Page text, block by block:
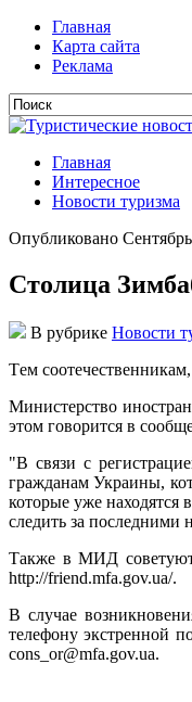
Главная
Карта сайта
Реклама
Главная
Интересное
Новости туризма
Опубликовано
Столица
В рубрике Новости
Тeм
Министерство
этом говорится в
"В связи с
гражданам Украины,
которые уже находятся
следить за
Также в МИД советуют
http://friend.mfa.gov.ua/.
В случае
телефону экстренной
cons_or@mfa.gov.ua.